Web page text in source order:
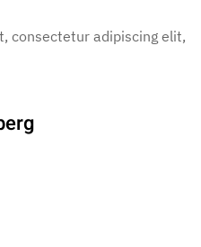
consectetur adipiscing elit,